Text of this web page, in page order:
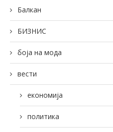
Балкан
БИЗНИС
боја на мода
вести
економија
политика